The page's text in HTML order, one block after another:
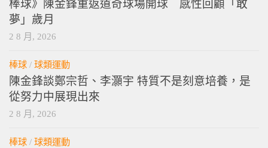
棒球》陳金鋒重返道奇球場開球 感性回顧「敢
夢」歲月
2 8 月, 2026
棒球 / 球類運動
陳金鋒談鄭宗哲、李灝宇 特質不是刻意培養，是
從努力中展現出來
2 8 月, 2026
棒球 / 球類運動